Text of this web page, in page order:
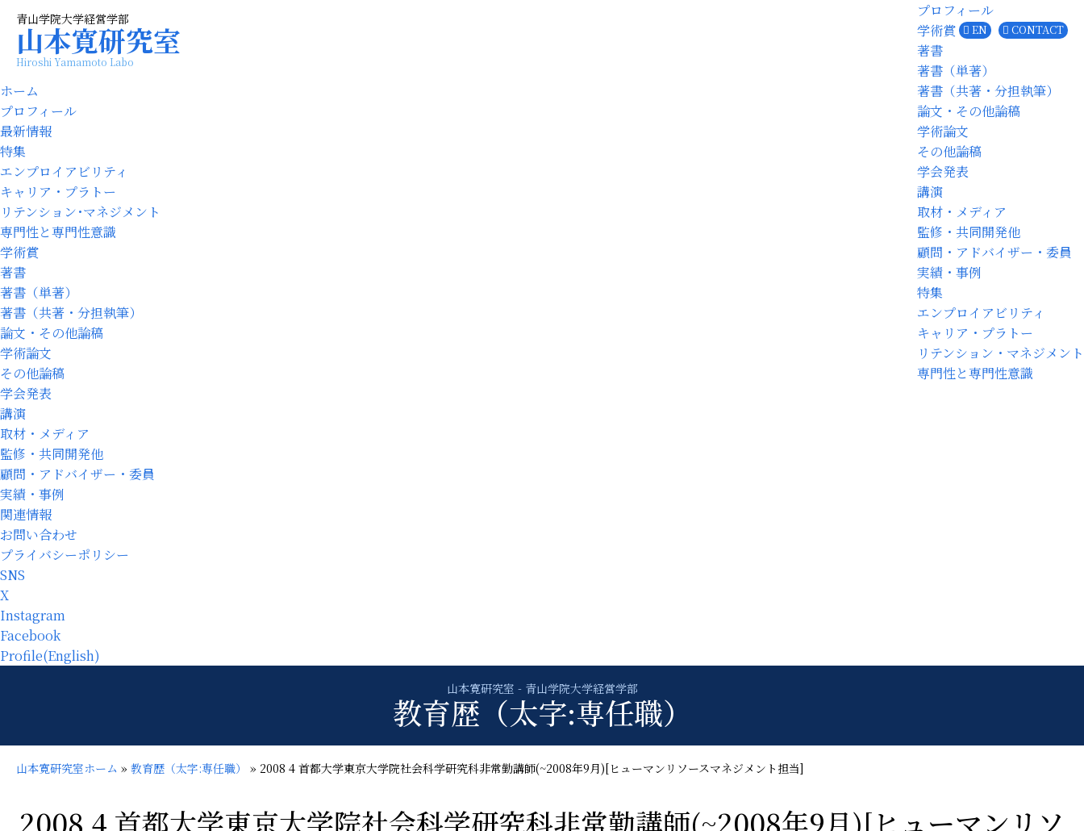
青山学院大学経営学部
山本寛研究室
Hiroshi Yamamoto Labo
プロフィール
学術賞
著書
著書（単著）
著書（共著・分担執筆）
論文・その他論稿
学術論文
その他論稿
学会発表
講演
取材・メディア
監修・共同開発他
顧問・アドバイザー・委員
実績・事例
特集
エンプロイアビリティ
キャリア・プラトー
リテンション・マネジメント
専門性と専門性意識
CONTACT
EN
ホーム
プロフィール
最新情報
特集
エンプロイアビリティ
キャリア・プラトー
リテンション･マネジメント
専門性と専門性意識
学術賞
著書
著書（単著）
著書（共著・分担執筆）
論文・その他論稿
学術論文
その他論稿
学会発表
講演
取材・メディア
監修・共同開発他
顧問・アドバイザー・委員
実績・事例
関連情報
お問い合わせ
プライバシーポリシー
SNS
X
Instagram
Facebook
Profile(English)
教育歴（太字:専任職）
山本寛研究室ホーム » 教育歴（太字:専任職） » 2008 4 首都大学東京大学院社会科学研究科非常勤講師(~2008年9月)[ヒューマンリソースマネジメント担当]
2008 4 首都大学東京大学院社会科学研究科非常勤講師(~2008年9月)[ヒューマンリソ